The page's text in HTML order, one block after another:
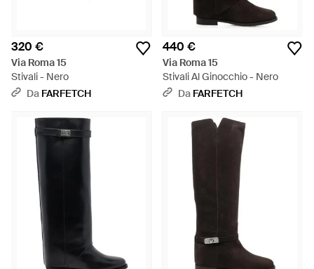
320 €
Via Roma 15
Stivali - Nero
Da FARFETCH
440 €
Via Roma 15
Stivali Al Ginocchio - Nero
Da FARFETCH